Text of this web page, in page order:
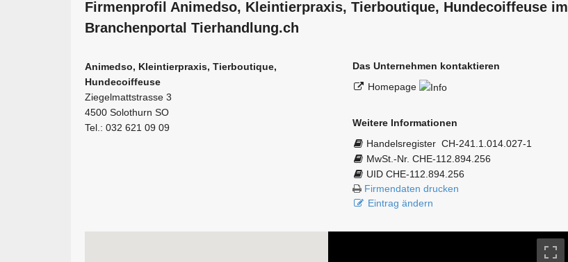
Firmen­profil Animedso, Kleintierpraxis, Tierboutique, Hundecoiffeuse im
Branchen­portal Tierhandlung.ch
Animedso, Kleintierpraxis, Tierboutique,
Hundecoiffeuse
Ziegelmattstrasse 3
4500 Solothurn SO
Tel.: 032 621 09 09
Das Unternehmen kontaktieren
Homepage
Weitere Informationen
Handelsregister CH-241.1.014.027-1
MwSt.-Nr. CHE-112.894.256
UID CHE-112.894.256
Firmendaten drucken
Eintrag ändern